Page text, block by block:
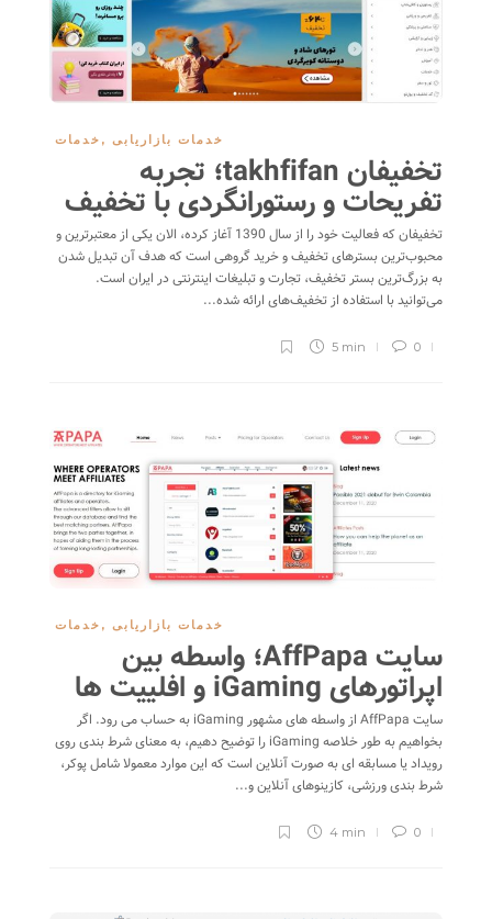
خدمات , خدمات بازاریابی
تخفیفان takhfifan؛ تجربه
تفریحات و رستوران‎گردی با تخفیف
تخفیفان که فعالیت خود را از سال 1390 آغاز کرده، الان یکی از معتبرترین و
محبوب‌ترین بسترهای تخفیف و خرید گروهی است که هدف آن تبدیل شدن
به بزرگ‌ترین بستر تخفیف، تجارت و تبلیغات اینترنتی در ایران است.
می‌توانید با استفاده از تخفیف‌های ارائه شده...
0
5 min
خدمات , خدمات بازاریابی
سایت AffPapa؛ واسطه بین
اپراتورهای iGaming و افلییت ها
سایت AffPapa از واسطه های مشهور iGaming به حساب می رود. اگر
بخواهیم به طور خلاصه iGaming را توضیح دهیم، به معنای شرط بندی روی
رویداد یا مسابقه ای به صورت آنلاین است که این موارد معمولا شامل پوکر،
شرط بندی ورزشی، کازینوهای آنلاین و...
0
4 min